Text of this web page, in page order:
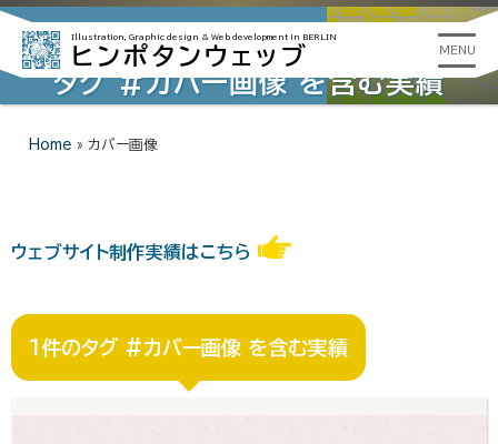
Illustration, Graphic design & Web development in BERLIN
ヒンポタンウェッブ MENU
タグ #カバー画像 を含む実績
Home » カバー画像
ウェブサイト制作実績はこちら
1件のタグ #カバー画像 を含む実績